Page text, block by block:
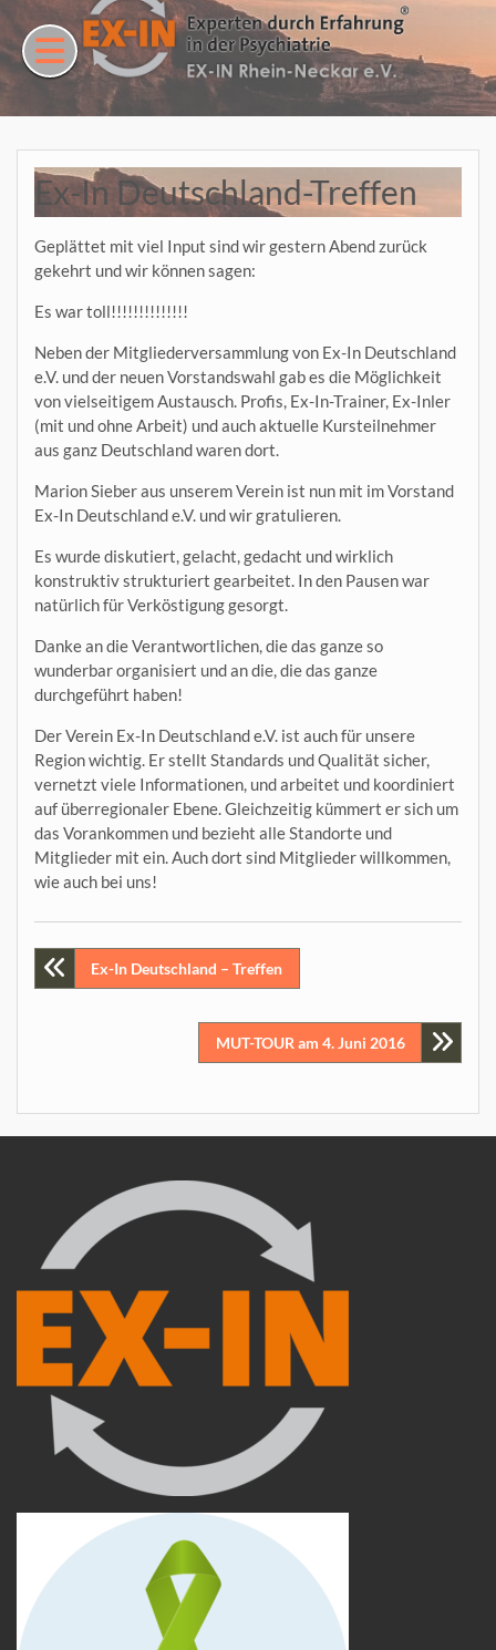
to
content
Ex-In Deutschland-Treffen
Geplättet mit viel Input sind wir gestern Abend zurück
gekehrt und wir können sagen:
Es war toll!!!!!!!!!!!!!!
Neben der Mitgliederversammlung von Ex-In Deutschland
e.V. und der neuen Vorstandswahl gab es die Möglichkeit
von vielseitigem Austausch. Profis, Ex-In-Trainer, Ex-Inler
(mit und ohne Arbeit) und auch aktuelle Kursteilnehmer
aus ganz Deutschland waren dort.
Marion Sieber aus unserem Verein ist nun mit im Vorstand
Ex-In Deutschland e.V. und wir gratulieren.
Es wurde diskutiert, gelacht, gedacht und wirklich
konstruktiv strukturiert gearbeitet. In den Pausen war
natürlich für Verköstigung gesorgt.
Danke an die Verantwortlichen, die das ganze so
wunderbar organisiert und an die, die das ganze
durchgeführt haben!
Der Verein Ex-In Deutschland e.V. ist auch für unsere
Region wichtig. Er stellt Standards und Qualität sicher,
vernetzt viele Informationen, und arbeitet und koordiniert
auf überregionaler Ebene. Gleichzeitig kümmert er sich um
das Vorankommen und bezieht alle Standorte und
Mitglieder mit ein. Auch dort sind Mitglieder willkommen,
wie auch bei uns!
Beitragsnavigation
Ex-In Deutschland – Treffen
MUT-TOUR am 4. Juni 2016